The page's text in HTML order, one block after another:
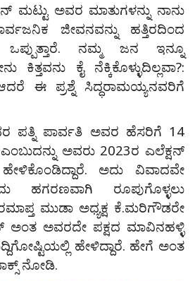
ಅವರ ಮಾತುಗಳನ್ನು ನಾನು
ಜೀವನವನ್ನು ಹತ್ತಿರದಿಂದ
ನಮ್ಮ ಜನ ಇನ್ನೂ
ಕಿತ್ತವನು ಕೈ ನೆಕ್ಕಿಕೊಳ್ಳುದಿಲ್ಲವಾ?:
ಈ ಪ್ರಶ್ನೆ ಸಿದ್ಧರಾಮಯ್ಯನವರಿಗೆ
ಪತ್ನಿ ಪಾರ್ವತಿ ಅವರ ಹೆಸರಿಗೆ 14
ಅವರು 2023ರ ಎಲೆಕ್ಷನ್
ಅದು ವಿವಾದವೇ
ಹಗರಣವಾಗಿ ರೂಪುಗೊಳ್ಳಲು
ಮುಡಾ ಅಧ್ಯಕ್ಷ ಕೆ.ಮರಿಗೌಡರೇ
ಅವರದೇ ಪಕ್ಷದ ಮಾವಿನಹಳ್ಳಿ
ಹೇಳಿದ್ದಾರೆ. ಹೇಗೆ ಅಂತ
ನೋಡಿ.